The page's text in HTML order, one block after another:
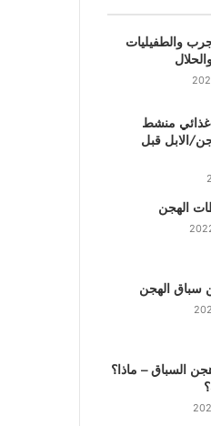
والطفيليات
منشط
الابل قبل
الهجن
سباق الهجن
السباق – ماذا؟